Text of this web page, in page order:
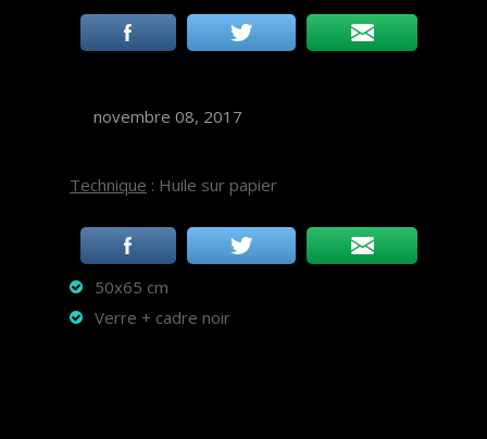
novembre 08, 2017
Technique : Huile sur papier
50x65 cm
Verre + cadre noir